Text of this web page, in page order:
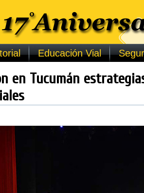
Educación Vial
en Tucumán